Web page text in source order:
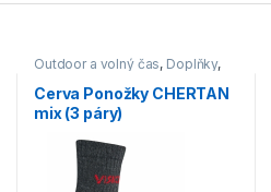
Outdoor a volný čas, Doplňky,
Cerva Ponožky CHERTAN
mix (3 páry)